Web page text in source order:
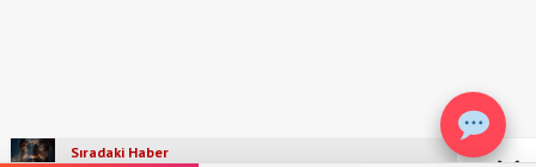
Sıradaki Haber